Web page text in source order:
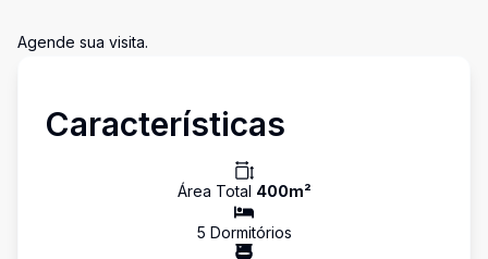
Agende sua visita.
Características
Área Total 400m²
5 Dormitórios